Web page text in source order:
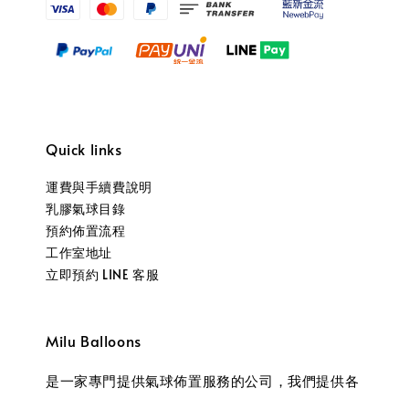
Quick links
運費與手續費說明
乳膠氣球目錄
預約佈置流程
工作室地址
立即預約 LINE 客服
Milu Balloons
是一家專門提供氣球佈置服務的公司，我們提供各